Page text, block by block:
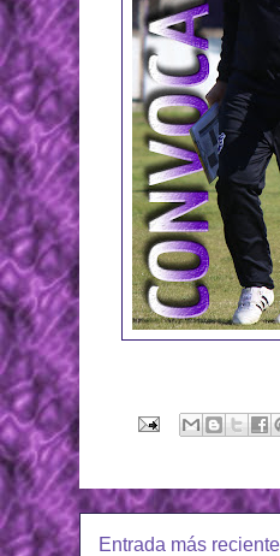
Entrada más reciente